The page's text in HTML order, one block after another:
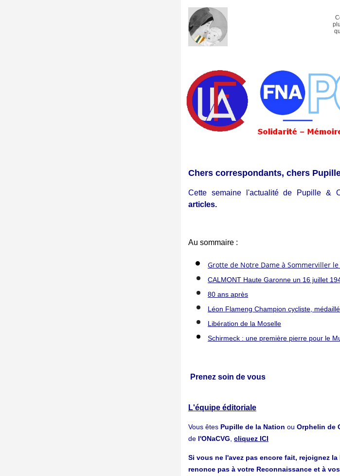
Chers correspondants, chers
Cette semaine l'actualité de Pupille &
articles.
Au sommaire :
Grotte de Notre Dame à Sommerviller
CALMONT Haute Garonne un 16 juillet
80 ans après
Léon Flameng Champion cycliste,
Libération de la Moselle
Schirmeck : une première pierre pour le
Prenez soin de vous
L'équipe éditoriale
Vous êtes Pupille de la Nation ou Orphelin de
de l'ONaCVG cliquez ICI
Si vous ne l'avez pas encore fait, rejoignez
renonce pas à votre Reconnaissance et à